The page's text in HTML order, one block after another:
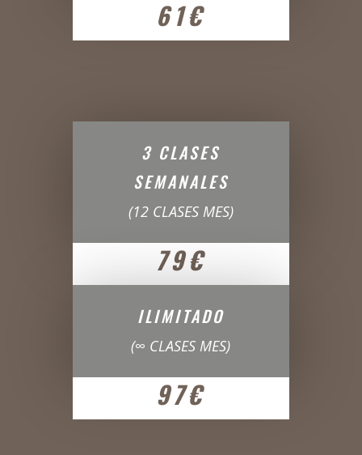
61€
3 CLASES
SEMANALES
(12 CLASES MES)
79€
ILIMITADO
(∞ CLASES MES)
97€